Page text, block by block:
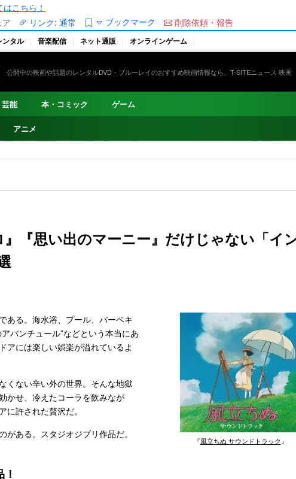
こちら！
ア リンク: 通常 ブックマーク 削除依頼・報告